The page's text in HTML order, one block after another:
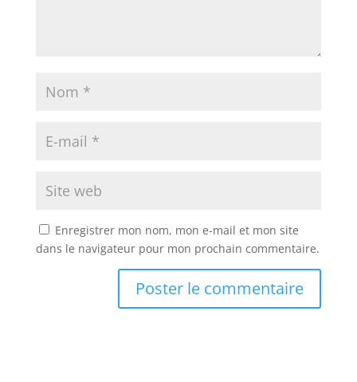
Enregistrer mon nom, mon e-mail et mon site
dans le navigateur pour mon prochain commentaire.